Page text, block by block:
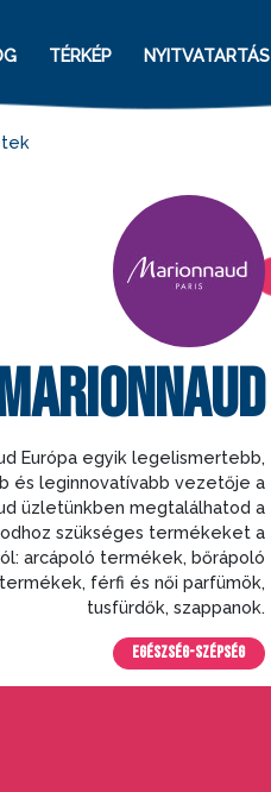
TÉRKÉP NYITVATARTÁS
Európa egyik legelismertebb,
és leginnovatívabb vezetője a
üzletünkben megtalálhatod a
szükséges termékeket a
arcápoló termékek, bőrápoló
férfi és női parfümök,
tusfürdők, szappanok.
EGÉSZSÉG-SZÉPSÉG